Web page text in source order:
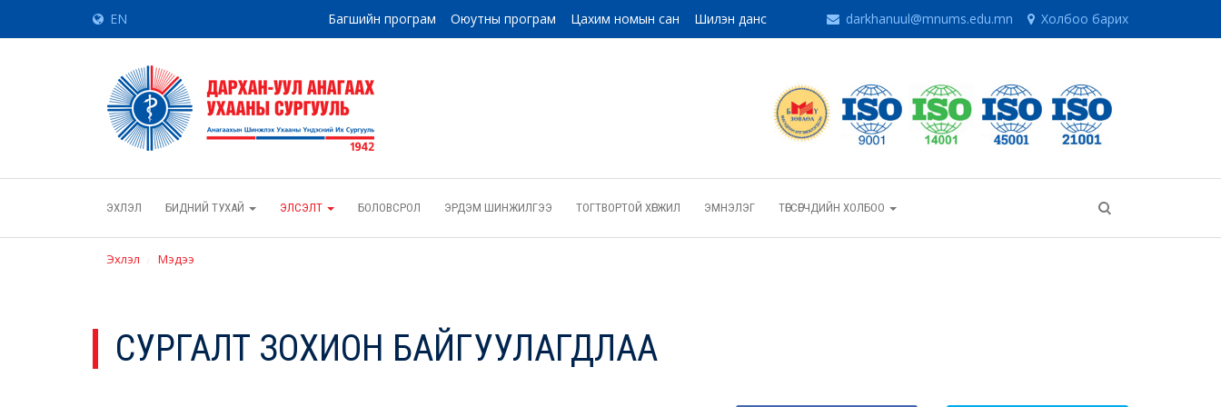
EN Багшийн програм Оюутны програм Цахим номын сан Шилэн данс darkhanuul@mnums.edu.mn Холбоо барих
ЭХЛЭЛ БИДНИЙ ТУХАЙ ЭЛСЭЛТ БОЛОВСРОЛ ЭРДЭМ ШИНЖИЛГЭЭ ТОГТВОРТОЙ ХӨГЖИЛ ЭМНЭЛЭГ ТӨГСӨГЧДИЙН ХОЛБОО
Эхлэл Мэдээ
СУРГАЛТ ЗОХИОН БАЙГУУЛАГДЛАА